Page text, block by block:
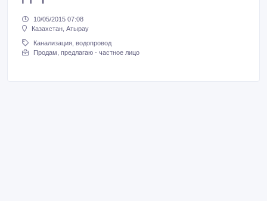
10/05/2015 07:08
Казахстан, Атырау
Канализация, водопровод
Продам, предлагаю - частное лицо